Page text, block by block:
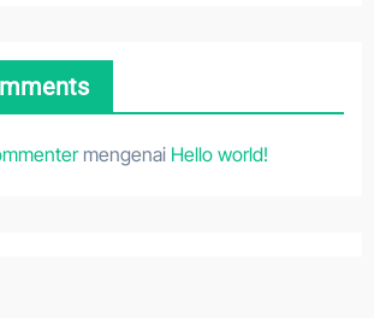
mengenai Hello world!